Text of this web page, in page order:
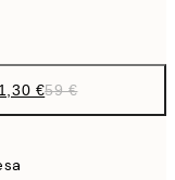
€59 €